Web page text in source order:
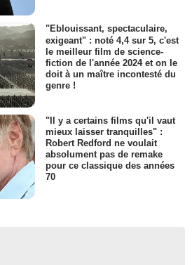
"Eblouissant, spectaculaire,
exigeant" : noté 4,4 sur 5, c'est
le meilleur film de science-
fiction de l'année 2024 et on le
doit à un maître incontesté du
genre !
"Il y a certains films qu'il vaut
mieux laisser tranquilles" :
Robert Redford ne voulait
absolument pas de remake
pour ce classique des années
70